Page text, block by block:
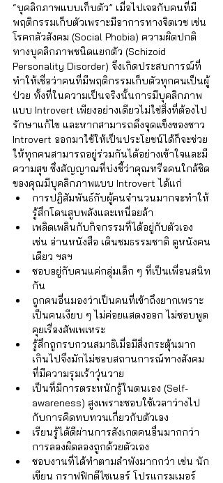
“บุคลิกภาพแบบเก็บตัว” เมื่อไปเจอกับคนที่มี
พฤติกรรมเก็บตัวเพราะมีอาการทางจิตเวช เช่น
โรคกลัวสังคม (Social Phobia) ความผิดปกติ
ทางบุคลิกภาพชนิดแยกตัว (Schizoid
Personality Disorder) จึงเกิดประสบการณ์ที่
ทำให้เชื่อว่าคนที่มีพฤติกรรมเก็บตัวทุกคนเป็นผู้
ป่วย ทั้งที่ในความเป็นจริงนั้นการมีบุคลิกภาพ
แบบ Introvert เพียงอย่างเดียวไม่ใช่สิ่งที่ต้องไป
รักษาแก้ไข และหากสามารถดึงจุดแข็งของชาว
Introvert ออกมาใช้ให้เป็นประโยชน์ได้ก็จะช่วย
ให้ทุกคนสามารถอยู่ร่วมกันได้อย่างเข้าใจและมี
ความสุข ซึ่งสัญญาณที่บ่งชี้ว่าคุณหรือคนใกล้ชิด
ของคุณมีบุคลิกภาพแบบ Introvert ได้แก่
การปฏิสัมพันธ์กับผู้คนจำนวนมากจะทำให้
รู้สึกโดนสูบพลังและเหนื่อยล้า
เพลิดเพลินกับกิจกรรมที่ได้อยู่กับตัวเอง
เช่น อ่านหนังสือ เดินชมธรรมชาติ ดูหนังคน
เดียว ฯลฯ
ชอบอยู่กับคนแค่กลุ่มเล็ก ๆ ที่เป็นเพื่อนสนิท
กัน
ถูกคนอื่นมองว่าเป็นคนที่เข้าถึงยากเพราะ
เป็นคนเงียบ ๆ ไม่ค่อยแสดงออก ไม่ชอบพูด
คุยเรื่องสัพเพเหระ
รู้สึกถูกรบกวนสมาธิเมื่อมีสิ่งกระตุ้นมาก
เกินไปจึงมักไม่ชอบสถานการณ์ทางสังคม
ที่มีความรุมเร้าวุ่นวาย
เป็นที่มีการตระหนักรู้ในตนเอง (Self-
awareness) สูงเพราะชอบใช้เวลาว่างไป
กับการคิดทบทวนเกี่ยวกับตัวเอง
เรียนรู้ได้ดีผ่านการสังเกตคนอื่นมากกว่า
การลองผิดลองถูกด้วยตัวเอง
ชอบงานที่ได้ทำตามลำพังมากกว่า เช่น นัก
เขียน กราฟฟิกดีไซเนอร์ โปรแกรมเมอร์